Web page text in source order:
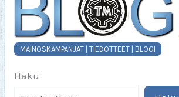
MAINOSKAMPANJAT | TIEDOTTEET | BLOGI
Haku